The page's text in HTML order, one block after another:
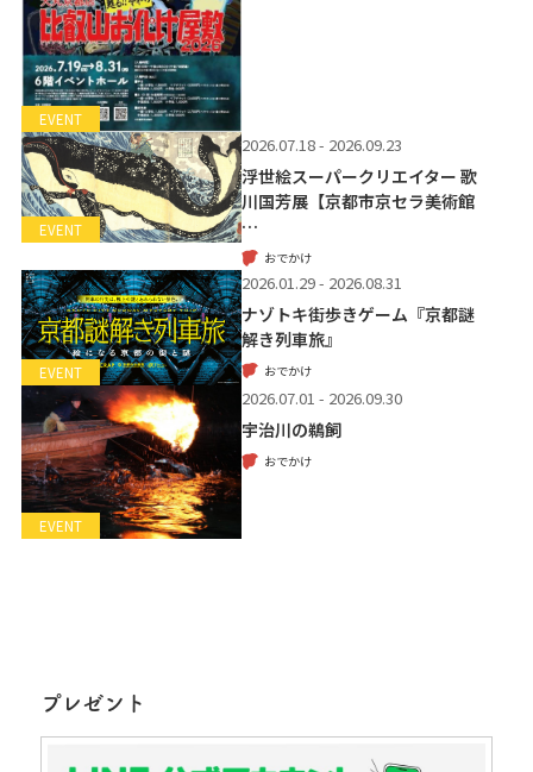
EVENT
EVENT
2026.07.18 - 2026.09.23
浮世絵スーパークリエイター 歌
川国芳展【京都市京セラ美術館
…
おでかけ
EVENT
2026.01.29 - 2026.08.31
ナゾトキ街歩きゲーム『京都謎
解き列車旅』
おでかけ
EVENT
2026.07.01 - 2026.09.30
宇治川の鵜飼
おでかけ
プレゼント